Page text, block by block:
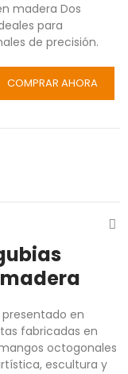
madera Dos
para
de precisión.
COMPRAR AHORA
en
fabricadas en
octogonales
escultura y